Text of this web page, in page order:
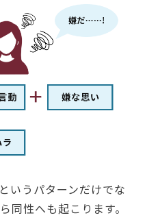
いうパターンだけでな
同性へも起こります。